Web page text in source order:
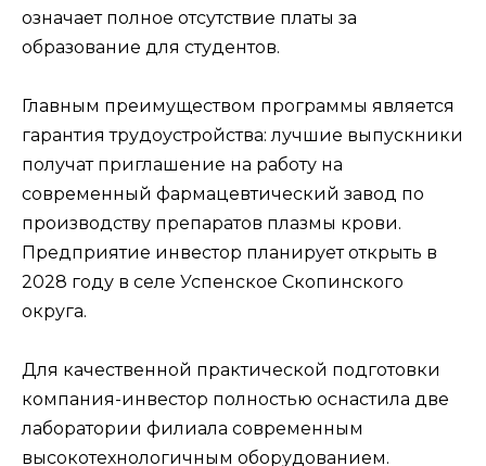
означает полное отсутствие платы за
образование для студентов.
Главным преимуществом программы является
гарантия трудоустройства: лучшие выпускники
получат приглашение на работу на
современный фармацевтический завод по
производству препаратов плазмы крови.
Предприятие инвестор планирует открыть в
2028 году в селе Успенское Скопинского
округа.
Для качественной практической подготовки
компания-инвестор полностью оснастила две
лаборатории филиала современным
высокотехнологичным оборудованием.